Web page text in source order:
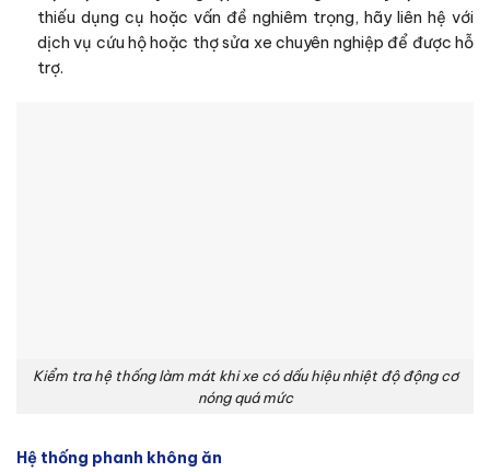
thiếu dụng cụ hoặc vấn đề nghiêm trọng, hãy liên hệ với
dịch vụ cứu hộ hoặc thợ sửa xe chuyên nghiệp để được hỗ
trợ.
Kiểm tra hệ thống làm mát khi xe có dấu hiệu nhiệt độ động cơ
nóng quá mức
Hệ thống phanh không ăn